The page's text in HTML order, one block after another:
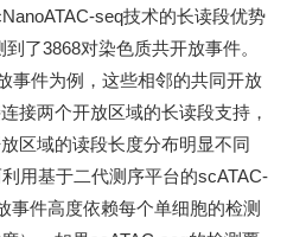
seq技术的长读段优势
了3868对染色质共开放事件。
事件为例，这些相邻的共同开放
接两个开放区域的长读段支持，
区域的读段长度分布明显不同
利用基于二代测序平台的scATAC-
事件高度依赖每个单细胞的检测